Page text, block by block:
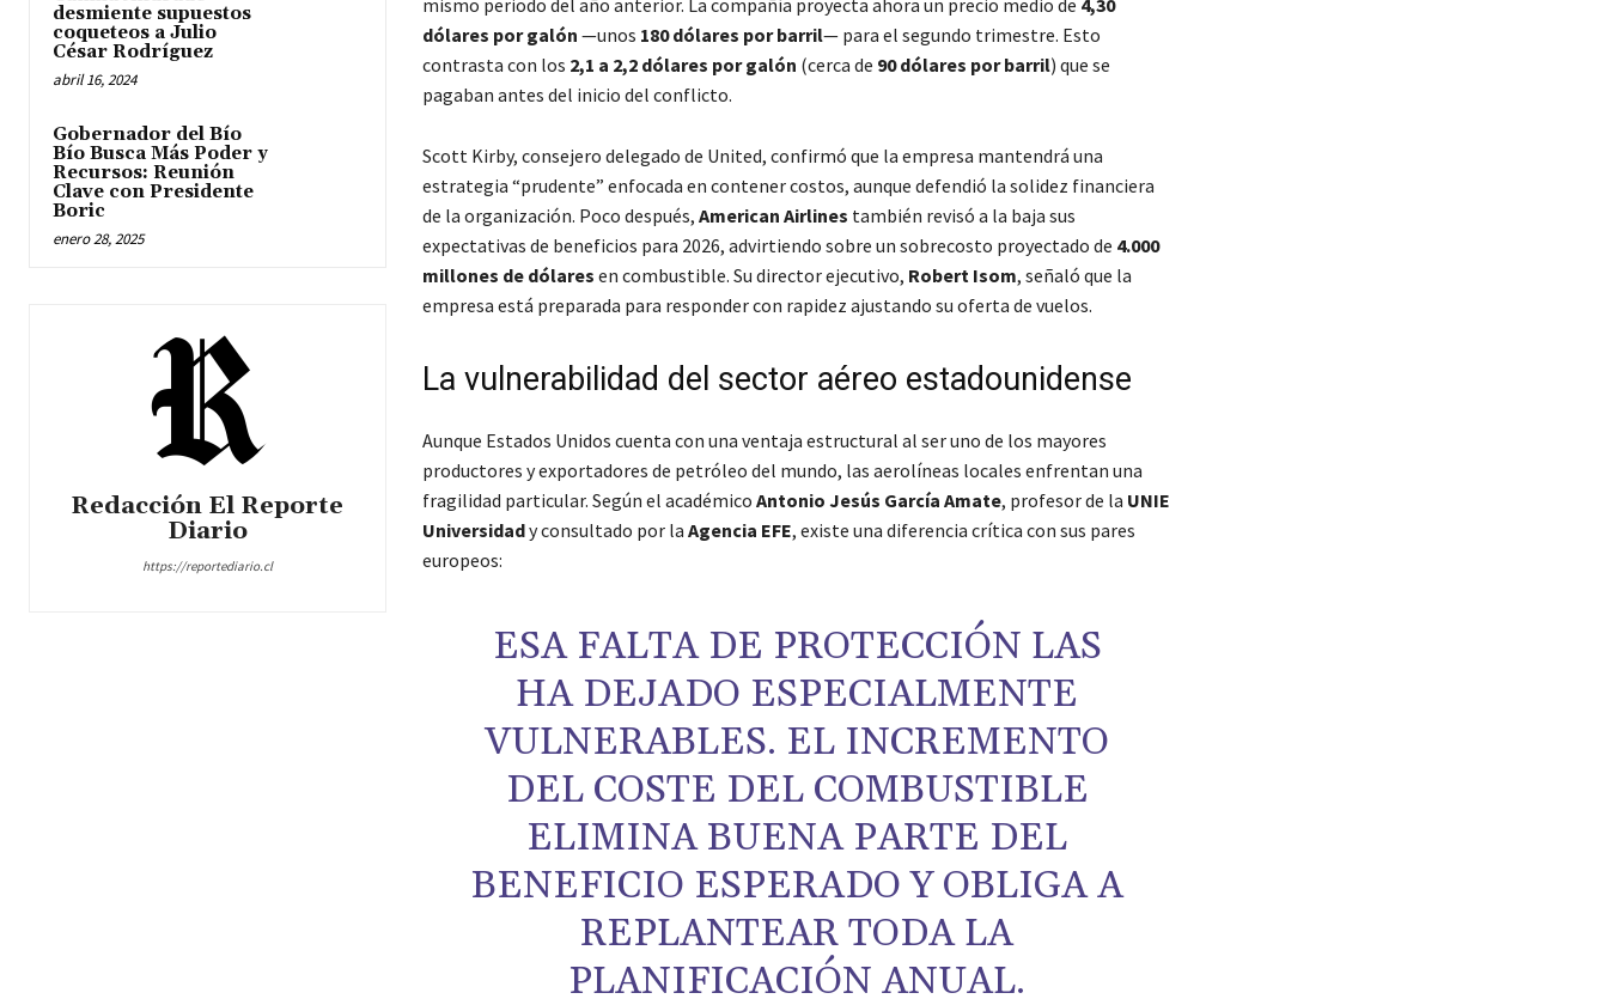
desmiente supuestos
coqueteos a Julio
César Rodríguez
abril 16, 2024
Gobernador del Bío
Bío Busca Más Poder y
Recursos: Reunión
Clave con Presidente
Boric
enero 28, 2025
Redacción El Reporte
Diario
https://reportediario.cl
dólares por galón —unos 180 dólares por barril— para el segundo trimestre. Esto
contrasta con los 2,1 a 2,2 dólares por galón (cerca de 90 dólares por barril) que se
pagaban antes del inicio del conflicto.
Scott Kirby, consejero delegado de United, confirmó que la empresa mantendrá una
estrategia “prudente” enfocada en contener costos, aunque defendió la solidez financiera
de la organización. Poco después, American Airlines también revisó a la baja sus
expectativas de beneficios para 2026, advirtiendo sobre un sobrecosto proyectado de 4.000
millones de dólares en combustible. Su director ejecutivo, Robert Isom, señaló que la
empresa está preparada para responder con rapidez ajustando su oferta de vuelos.
La vulnerabilidad del sector aéreo estadounidense
Aunque Estados Unidos cuenta con una ventaja estructural al ser uno de los mayores
productores y exportadores de petróleo del mundo, las aerolíneas locales enfrentan una
fragilidad particular. Según el académico Antonio Jesús García Amate, profesor de la UNIE
Universidady consultado por la Agencia EFE, existe una diferencia crítica con sus pares
europeos:
ESA FALTA DE PROTECCIÓN LAS
HA DEJADO ESPECIALMENTE
VULNERABLES. EL INCREMENTO
DEL COSTE DEL COMBUSTIBLE
ELIMINA BUENA PARTE DEL
BENEFICIO ESPERADO Y OBLIGA A
REPLANTEAR TODA LA
PLANIFICACIÓN ANUAL.